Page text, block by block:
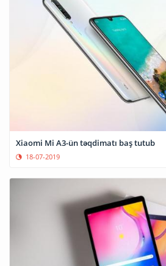
Xiaomi Mi A3-ün təqdimatı baş tutub
18-07-2019